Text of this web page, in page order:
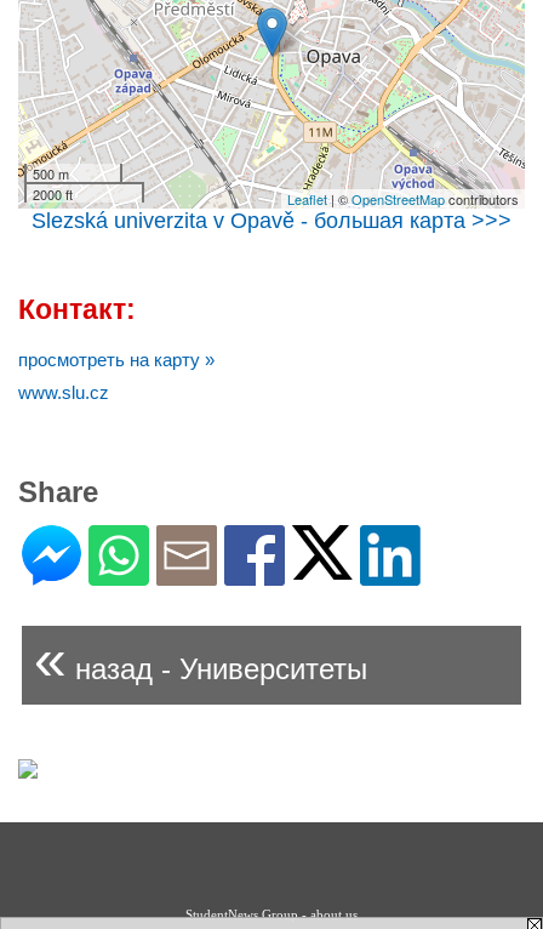
500 m
2000 ft
Leaflet| ©OpenStreetMapcontributors
Slezská univerzita v Opavě - большая карта >>>
Контакт:
просмотреть на карту »
www.slu.cz
Share
« назад - Университеты
StudentNews Group - about us